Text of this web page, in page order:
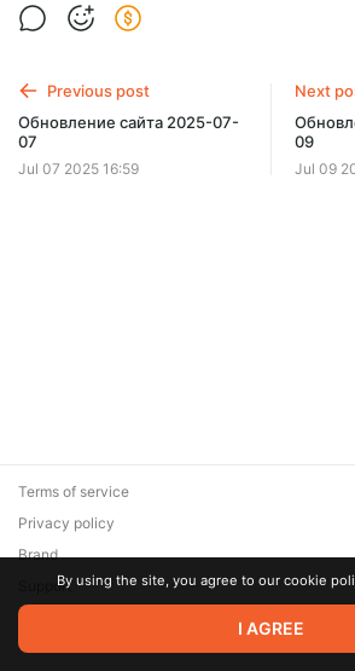
Previous post
Обновление сайта 2025-07-
07
Jul 07 2025 16:59
Next
09
Jul 09
© 2026 Zaya Solutions Limited. All rights
are the property of their respective owners.
Terms of service
Privacy policy
Brand
SupportBy using the site, you agree to our cookie
I AGREE